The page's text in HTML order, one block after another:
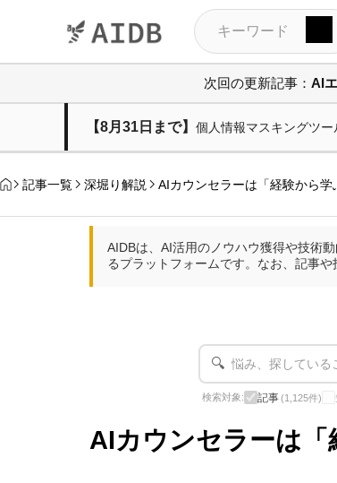
次回の更新記事： AI
【8月31日まで】 個人情報マスキングツ
記事一覧 深堀り解説 AIカウンセラーは「経験から学
AIDBは、AI活用のノウハウ獲得や技術
るプラットフォームです。なお、記事や
🔍
検索対象: 記事(1,125件)
AIカウンセラーは「